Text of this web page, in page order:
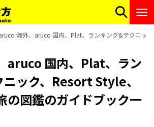
海外、aruco 国内、Plat、ランキング&テクニッ
aruco 国内、Plat、ラン
ック、Resort Style、
の図鑑のガイドブック一